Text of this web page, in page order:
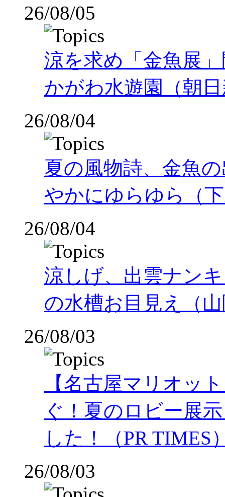
26/08/05
涼を求め「金魚展
かがわ水遊園（朝
26/08/04
夏の風物詩、金魚
やかにゆらゆら（
26/08/04
涼しげ、出雲ナン
の水槽お目見え（
26/08/03
【名古屋マリオッ
ぐ！夏のロビー展
した！（PR TIMES
26/08/03